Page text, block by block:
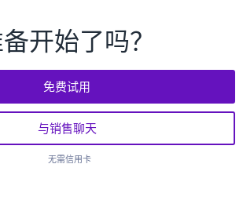
开始了吗？
免费试用
与销售聊天
无需信用卡